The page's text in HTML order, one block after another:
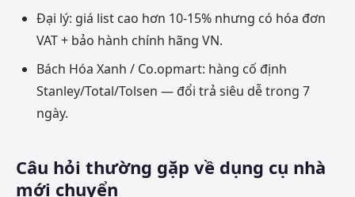
Đại lý: giá list cao hơn 10-15% nhưng có hóa đơn
VAT + bảo hành chính hãng VN.
Bách Hóa Xanh / Co.opmart: hàng cố định
Stanley/Total/Tolsen — đổi trả siêu dễ trong 7
ngày.
Câu hỏi thường gặp về dụng cụ nhà
mới chuyển